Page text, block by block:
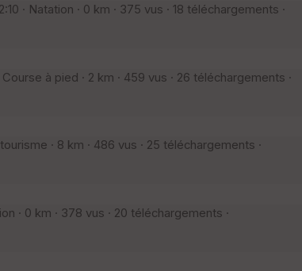
· Natation · 0 km · 375 vus · 18 téléchargements ·
Course à pied · 2 km · 459 vus · 26 téléchargements ·
· 8 km · 486 vus · 25 téléchargements ·
· 0 km · 378 vus · 20 téléchargements ·